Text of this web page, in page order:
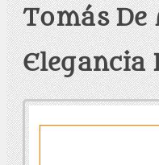
Tomás De
Elegancia